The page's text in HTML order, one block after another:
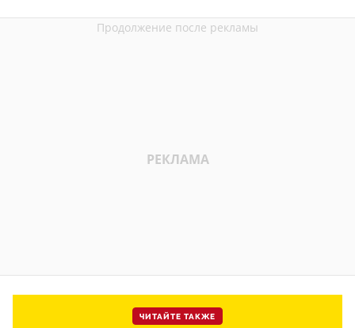
ЧИТАЙТЕ ТАКЖЕ